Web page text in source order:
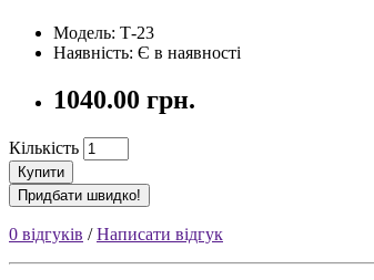
Модель: Т-23
Наявність: Є в наявності
1040.00 грн.
Кількість
Купити
Придбати швидко!
0 відгуків /Написати відгук